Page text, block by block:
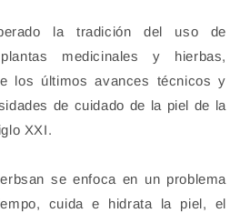
la tradición del uso de
medicinales y hierbas,
los últimos avances técnicos y
de cuidado de la piel de la
XXI.
se enfoca en un problema
cuida e hidrata la piel, el